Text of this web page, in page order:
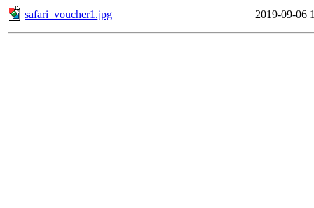
safari_voucher1.jpg
2019-09-06